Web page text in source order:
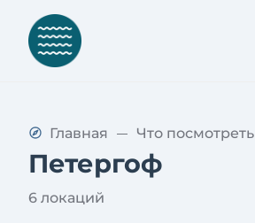
Петергоф
Главная Что посмотреть
6 локаций
о
н
е
з
и
р